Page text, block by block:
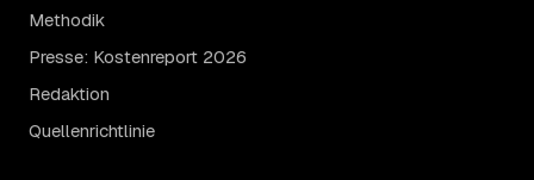
Methodik
Presse: Kostenreport 2026
Redaktion
Quellenrichtlinie